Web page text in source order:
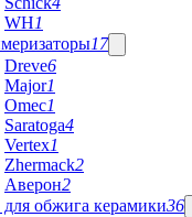
WH1
17
Dreve6
Major1
Omec1
Saratoga4
Vertex1
Zhermack2
Аверон2
обжига керамики36